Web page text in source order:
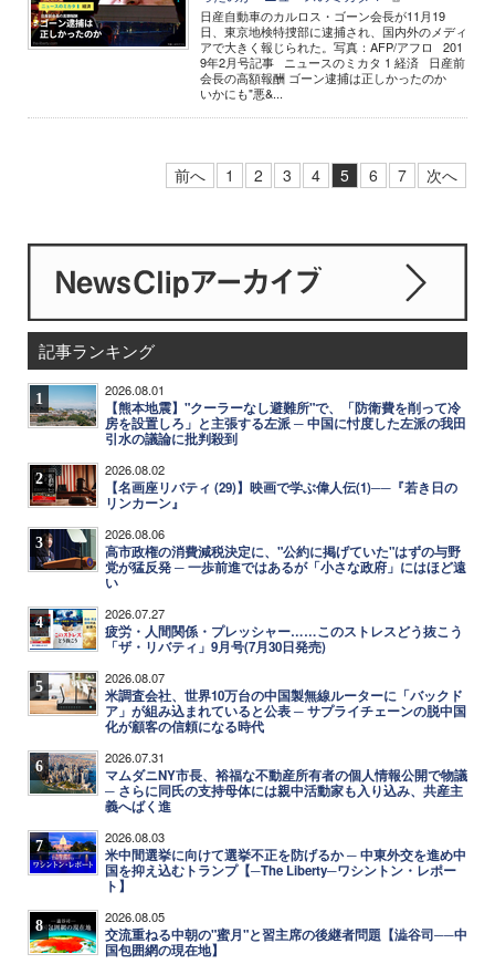
日産自動車のカルロス・ゴーン会長が11月19
日、東京地検特捜部に逮捕され、国内外のメディ
アで大きく報じられた。写真：AFP/アフロ 201
9年2月号記事 ニュースのミカタ 1 経済 日産前
会長の高額報酬 ゴーン逮捕は正しかったのか
いかにも"悪&...
前へ 1 2 3 4 5 6 7 次へ
記事ランキング
1 2026.08.01
【熊本地震】"クーラーなし避難所"で、「防衛費を削って冷
房を設置しろ」と主張する左派 ─ 中国に忖度した左派の我田
引水の議論に批判殺到
2 2026.08.02
【名画座リバティ (29)】映画で学ぶ偉人伝(1)──『若き日の
リンカーン』
3 2026.08.06
高市政権の消費減税決定に、"公約に掲げていた"はずの与野
党が猛反発 ─ 一歩前進ではあるが「小さな政府」にはほど遠
い
4 2026.07.27
疲労・人間関係・プレッシャー……このストレスどう抜こう
「ザ・リバティ」9月号(7月30日発売)
5 2026.08.07
米調査会社、世界10万台の中国製無線ルーターに「バックド
ア」が組み込まれていると公表 ─ サプライチェーンの脱中国
化が顧客の信頼になる時代
6 2026.07.31
マムダニNY市長、裕福な不動産所有者の個人情報公開で物議
─ さらに同氏の支持母体には親中活動家も入り込み、共産主
義へばく進
7 2026.08.03
米中間選挙に向けて選挙不正を防げるか ─ 中東外交を進め中
国を抑え込むトランプ【─The Liberty─ワシントン・レポー
ト】
8 2026.08.05
交流重ねる中朝の"蜜月"と習主席の後継者問題【澁谷司──中
国包囲網の現在地】